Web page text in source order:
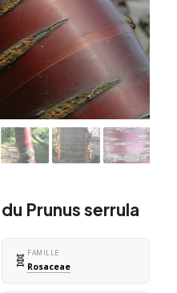
Prunus serrula
🧬 FAMILLE
Rosaceae